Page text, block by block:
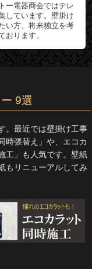
ー電器商会ではテレ
しています。壁掛け
い方、将来独立を考
おります。
9選
。最近では壁掛け工事
時張替え」や、エコカ
工」も人気です。壁紙
もリニューアルしてみ